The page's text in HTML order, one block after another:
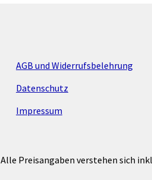
AGB und Widerrufsbelehrung
Datenschutz
Impressum
Alle Preisangaben verstehen sich